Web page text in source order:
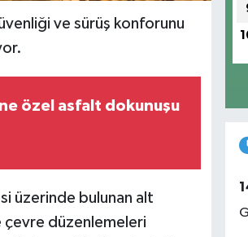
ve sürüş konforunu
özel asfalt dokunuşu
üzerinde bulunan alt
çevre düzenlemeleri